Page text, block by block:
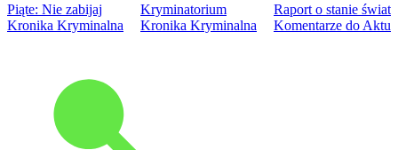
Piąte: Nie zabijaj
Kronika Kryminalna
Kryminatorium
Kronika Kryminalna
Raport o stanie
Komentarze do